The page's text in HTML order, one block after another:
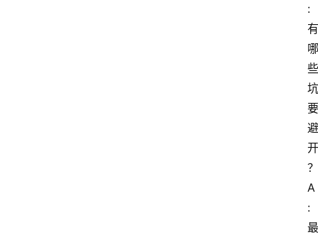
:
有
哪
些
坑
要
避
开
？
A
:
最